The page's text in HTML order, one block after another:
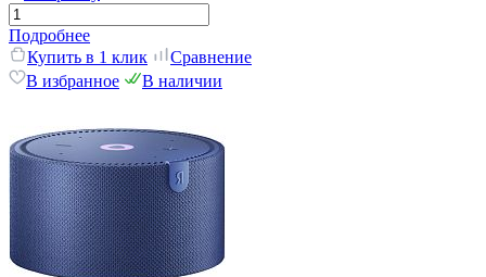
Подробнее
Купить в 1 клик
Сравнение
В избранное
В наличии